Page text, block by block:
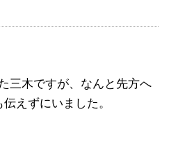
三木ですが、なんと先方へ
えずにいました。